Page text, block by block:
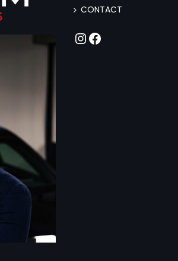
CONTACT
Instagram
Facebook